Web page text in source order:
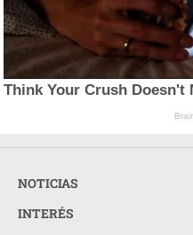
Think Your Crush Doesn't
NOTICIAS
INTERÉS